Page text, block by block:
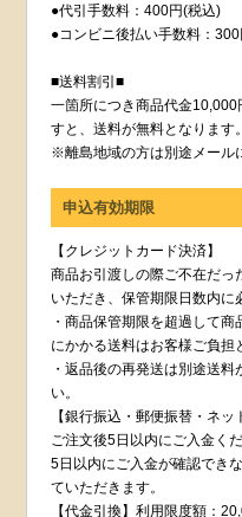
●代引手数料：400円(税込)
●コンビニ後払い手数料：
■送料割引■
一箇所につき商品代金10,000
すと、送料が無料となります。
※離島地域の方は別途メール
申込有効期限
【クレジットカード決済】
商品お引渡しの際ご不在だっ
いただき、保管期限日数内に
・商品保管期限を超過して
にかかる送料はお客様ご負担
・返品後の再発送は別途送
い。
【銀行振込・郵便振替・ネッ
ご注文後5日以内にご入金くだ
5日以内にご入金が確認でき
ていただきます。
【代金引換】利用限度額：